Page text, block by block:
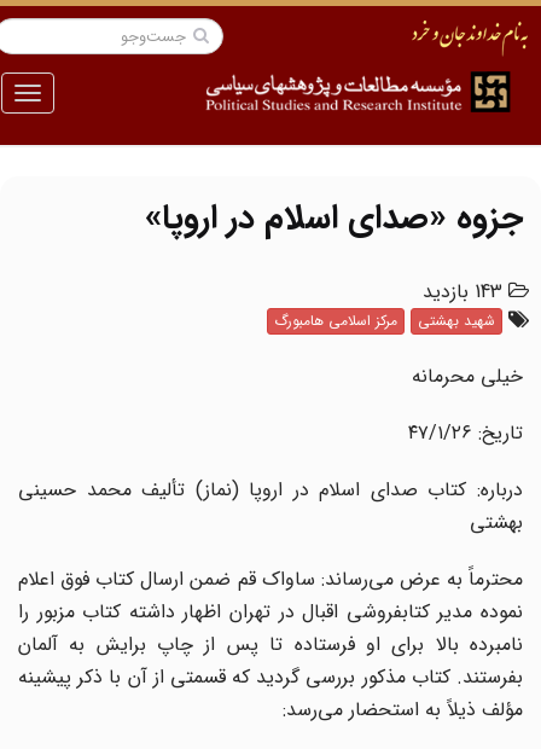
منو
جزوه «صدای اسلام در اروپا»
143 بازدید
شهید بهشتی مرکز اسلامی هامبورگ
خیلی محرمانه
تاریخ: ۴۷/۱/۲۶
درباره: کتاب صدای اسلام در اروپا (نماز) تألیف محمد حسینی
بهشتی
محترماً به عرض می‌رساند: ساواک قم ضمن ارسال کتاب فوق اعلام
نموده مدیر کتابفروشی اقبال در تهران اظهار داشته کتاب مزبور را
نامبرده بالا برای او فرستاده تا پس از چاپ برایش به آلمان
بفرستند. کتاب مذکور بررسی گردید که قسمتی از آن با ذکر پیشینه
مؤلف ذیلاً به استحضار می‌رسد: